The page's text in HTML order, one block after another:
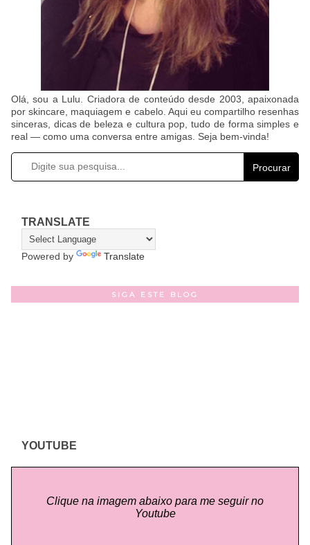
Olá, sou a Lulu. Criadora de conteúdo desde 2003, apaixonada
por skincare, maquiagem e cabelo. Aqui eu compartilho resenhas
sinceras, dicas de beleza e cultura pop, tudo de forma simples e
real — como uma conversa entre amigas. Seja bem-vinda!
Procurar
TRANSLATE
Powered by Translate
SIGA ESTE BLOG
YOUTUBE
Clique na imagem abaixo para me seguir no
Youtube